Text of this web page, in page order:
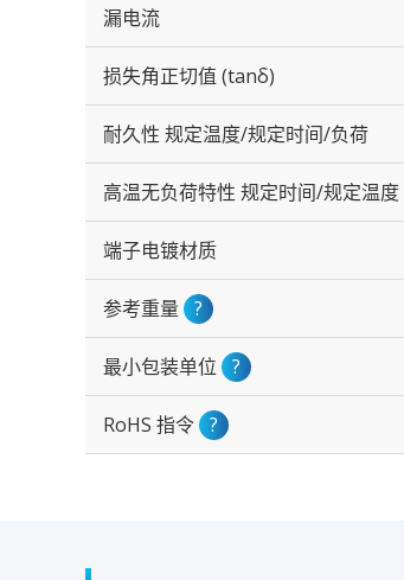
漏电流
损失角正切值 (tanδ)
耐久性 规定温度/规定时间/负荷
高温无负荷特性 规定时间/规定温度
端子电镀材质
参考重量 ?
最小包装单位 ?
RoHS 指令 ?